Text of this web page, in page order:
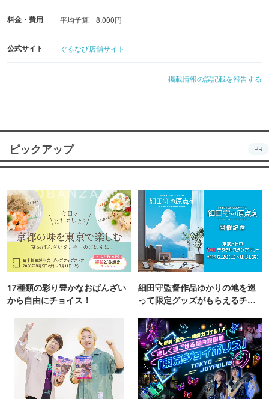
料金・費用 平均予算 8,000円
公式サイト ぐるなび店舗サイト
掲載情報の誤記載を報告する
ピックアップ PR
17種類の彩り豊かなおばんざい
から自由にチョイス！
細田守監督作品ゆかりの地を巡
って限定グッズがもらえるチャ